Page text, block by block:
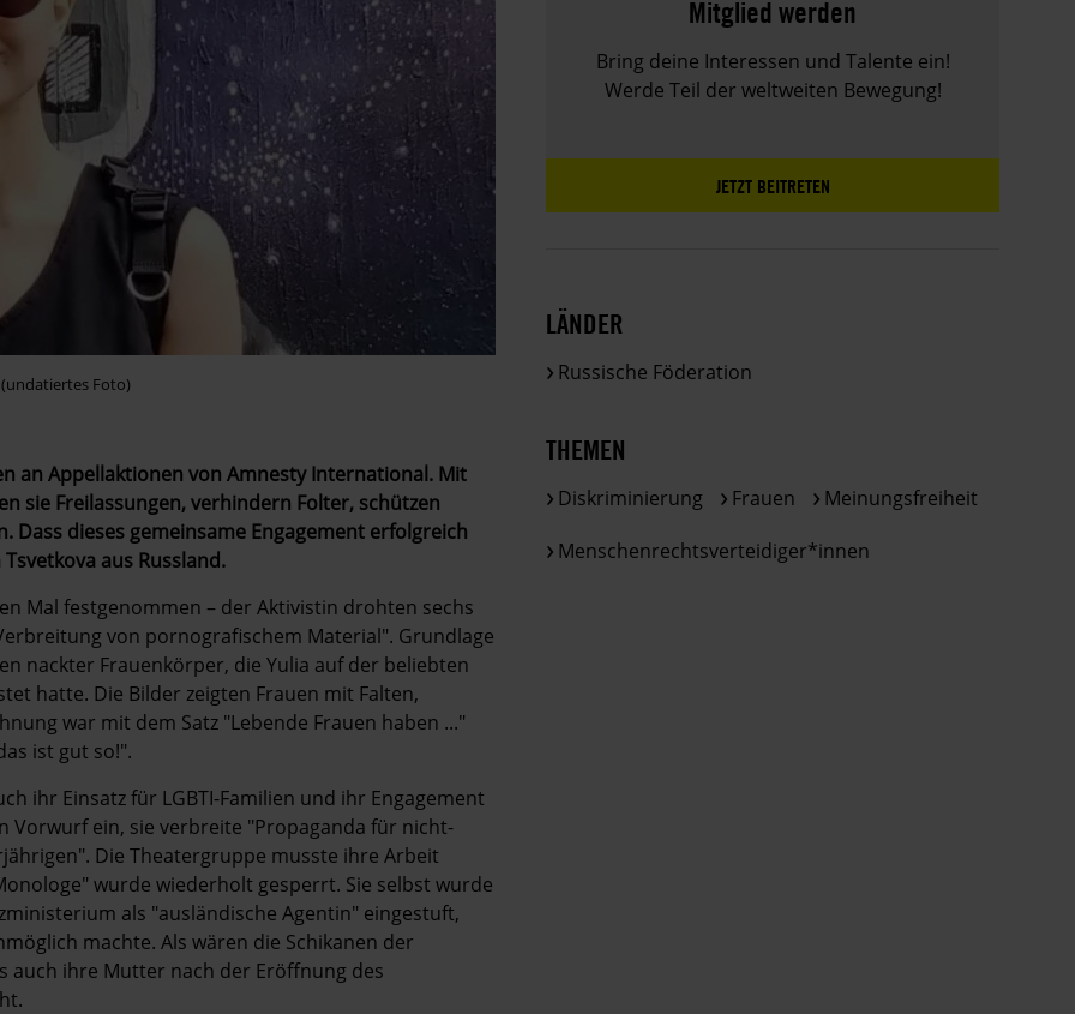
Foto)
an Appellaktionen von Amnesty International. Mit
sie Freilassungen, verhindern Folter, schützen
Dass dieses gemeinsame Engagement erfolgreich
aus Russland.
Mal festgenommen – der Aktivistin drohten sechs
von pornografischem Material". Grundlage
nackter Frauenkörper, die Yulia auf der beliebten
hatte. Die Bilder zeigten Frauen mit Falten,
war mit dem Satz "Lebende Frauen haben ..."
ist gut so!".
ihr Einsatz für LGBTI-Familien und ihr Engagement
Vorwurf ein, sie verbreite "Propaganda für nicht-
Die Theatergruppe musste ihre Arbeit
wurde wiederholt gesperrt. Sie selbst wurde
als "ausländische Agentin" eingestuft,
machte. Als wären die Schikanen der
auch ihre Mutter nach der Eröffnung des
Mitglied werden
Bring deine Interessen und Talente ein!
Werde Teil der weltweiten Bewegung!
JETZT BEITRETEN
LÄNDER
Russische Föderation
THEMEN
Diskriminierung Frauen
Meinungsfreiheit
Menschenrechtsverteidiger*innen